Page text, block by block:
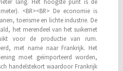
<BR><BR> De economie is
toerisme en lichte industrie. De
het merendeel van het suikerriet
voor de productie van rum.
met name naar Frankrijk. Het
moet geïmporteerd worden,
handelstekort waardoor Frankrijk